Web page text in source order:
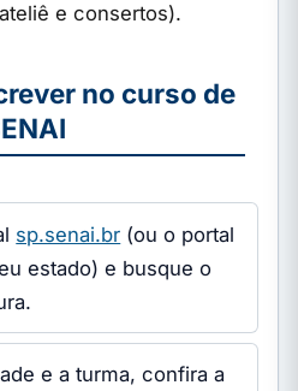
e consertos).
no curso de
sp.senai.br (ou o portal
estado) e busque o
e a turma, confira a